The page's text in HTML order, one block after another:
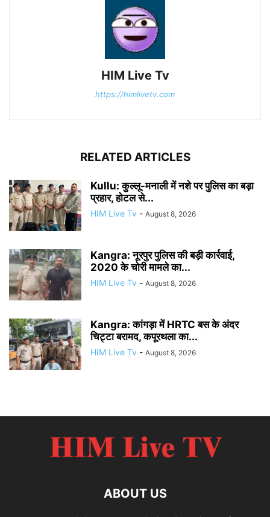
HIM Live Tv
https://himlivetv.com
RELATED ARTICLES
Kullu: कुल्लू-मनाली में नशे पर पुलिस का बड़ा
प्रहार, होटल से...
HIM Live Tv - August 8, 2026
Kangra: नूरपुर पुलिस की बड़ी कार्रवाई,
2020 के चोरी मामले का...
HIM Live Tv - August 8, 2026
Kangra: कांगड़ा में HRTC बस के अंदर
चिट्टा बरामद, कपूरथला का...
HIM Live Tv - August 8, 2026
ABOUT US